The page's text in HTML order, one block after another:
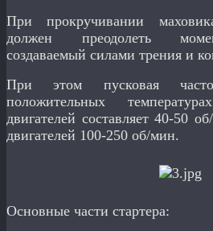
При прокручивании
должен преодолеть
создаваемый силами трения и
При этом пусковая
положительных
двигателей составляет 40-50
двигателей 100-250 об/мин.
Основные части стартера: